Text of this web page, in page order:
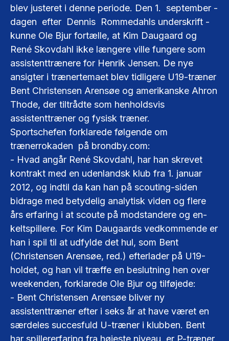
blev justeret i denne periode. Den 1. september -
dagen efter Dennis Rommedahls underskrift -
kunne Ole Bjur fortælle, at Kim Daugaard og
René Skovdahl ikke længere ville fungere som
assistenttrænere for Henrik Jensen. De nye
ansigter i trænertemaet blev tidligere U19-træner
Bent Christensen Arensøe og amerikanske Ahron
Thode, der tiltrådte som henholdsvis
assistenttræner og fysisk træner.
Sportschefen forklarede følgende om
trænerrokaden på brondby.com:
- Hvad angår René Skovdahl, har han skrevet
kontrakt med en udenlandsk klub fra 1. januar
2012, og indtil da kan han på scouting-siden
bidrage med betydelig analytisk viden og flere
års erfaring i at scoute på modstandere og en-
keltspillere. For Kim Daugaards vedkommende er
han i spil til at udfylde det hul, som Bent
(Christensen Arensøe, red.) efterlader på U19-
holdet, og han vil træffe en beslutning hen over
weekenden, forklarede Ole Bjur og tilføjede:
- Bent Christensen Arensøe bliver ny
assistenttræner efter i seks år at have været en
særdeles succesfuld U-træner i klubben. Bent
har spillererfaring fra højeste niveau, er P-træner